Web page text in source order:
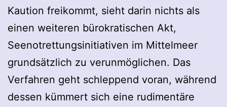
Kaution freikommt, sieht darin nichts als
einen weiteren bürokratischen Akt,
Seenotrettungsinitiativen im Mittelmeer
grundsätzlich zu verunmöglichen. Das
Verfahren geht schleppend voran, während
dessen kümmert sich eine rudimentäre